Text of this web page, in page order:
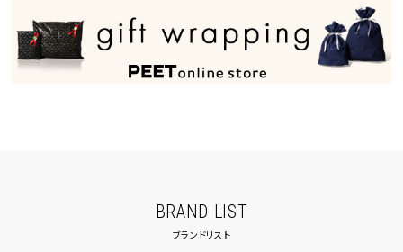
BRAND LIST
ブランドリスト